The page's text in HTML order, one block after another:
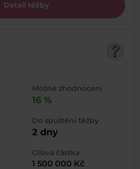
Detail těžby
Možné zhodnocení
16 %
Do spuštění těžby
2 dny
Cílová částka
1 500 000 Kč